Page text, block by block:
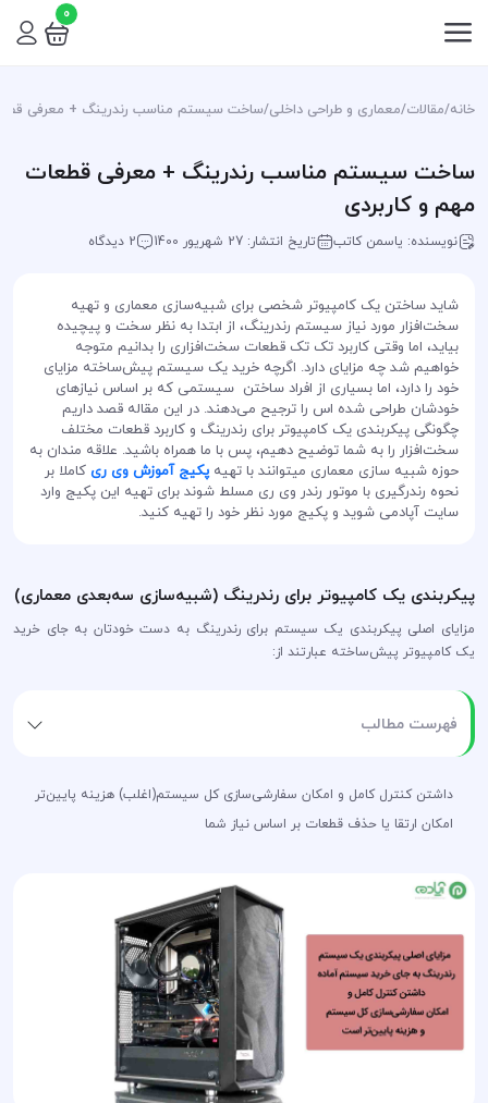
0
خانه/مقالات/معماری و طراحی داخلی/ساخت سیستم مناسب رندرینگ + معرفی
ساخت سیستم مناسب رندرینگ + معرفی قطعات
مهم و کاربردی
نویسنده: یاسمن کاتب تاریخ انتشار: 27 شهریور 1400 2 دیدگاه
شاید ساختن یک کامپیوتر شخصی برای شبیه‌سازی معماری و تهیه
سخت‌افزار مورد نیاز سیستم رندرینگ، از ابتدا به نظر سخت و پیچیده
بیاید، اما وقتی کاربرد تک تک قطعات سخت‌افزاری را بدانیم متوجه
خواهیم شد چه مزایای دارد. اگرچه خرید یک سیستم پیش‌ساخته مزایای
خود را دارد، اما بسیاری از افراد ساختن سیستمی که بر اساس نیازهای
خودشان طراحی شده اس را ترجیح می‌دهند. در این مقاله قصد داریم
چگونگی پیکربندی یک کامپیوتر برای رندرینگ و کاربرد قطعات مختلف
سخت‌افزار را به شما توضیح دهیم، پس با ما همراه باشید. علاقه مندان به
حوزه شبیه سازی معماری میتوانند با تهیهپکیج آموزش وی ریکاملا بر
نحوه رندرگیری با موتور رندر وی ری مسلط شوند برای تهیه این پکیج وارد
سایت آپادمی شوید و پکیج مورد نظر خود را تهیه کنید.
پیکربندی یک کامپیوتر برای رندرینگ (شبیه‌سازی سه‌بعدی معماری)
مزایای اصلی پیکربندی یک سیستم برای رندرینگ به دست خودتان به جای خرید
یک کامپیوتر پیش‌ساخته عبارتند از:
فهرست مطالب
داشتن کنترل کامل و امکان سفارشی‌سازی کل سیستم(اغلب) هزینه پایین‌تر
امکان ارتقا یا حذف قطعات بر اساس نیاز شما